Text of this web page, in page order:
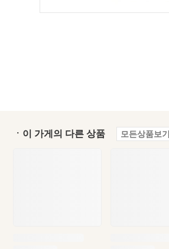
ㆍ이 가게의 다른 상품 모든상품보